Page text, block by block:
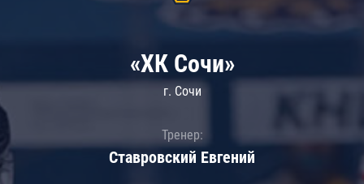
«ХК Сочи»
г. Сочи
Тренер:
Ставровский Евгений